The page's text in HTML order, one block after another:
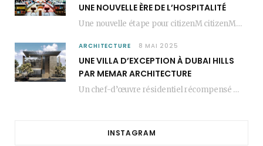
UNE NOUVELLE ÈRE DE L’HOSPITALITÉ
Une nouvelle étape pour citizenM citizenM racheté par Marriott, c’est une annonce qui marque un…
ARCHITECTURE 8 MAI 2025
UNE VILLA D’EXCEPTION À DUBAI HILLS
PAR MEMAR ARCHITECTURE
Un chef-d’œuvre résidentiel récompensé MEMAR Architecture, agence renommée basée à Dubaï, présente aujourd’hui sa dernière…
INSTAGRAM